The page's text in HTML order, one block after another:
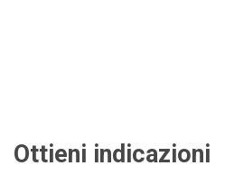
Ottieni indicazioni